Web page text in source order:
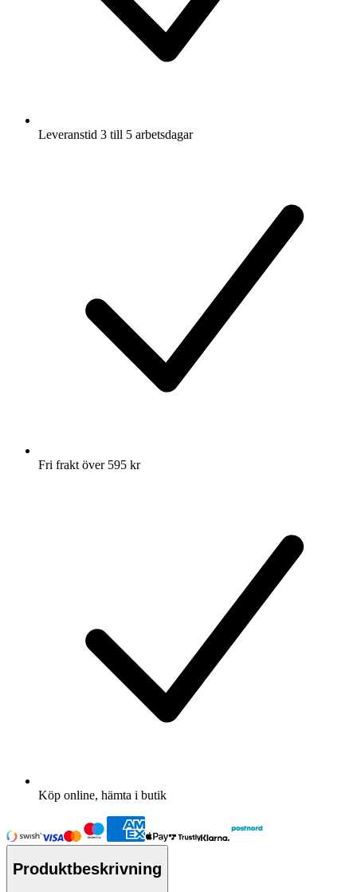
Leveranstid 3 till 5 arbetsdagar
Fri frakt över 595 kr
Köp online, hämta i butik
Produktbeskrivning